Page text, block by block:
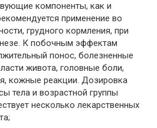
компоненты, как и
применение во
грудного кормления, при
К побочным эффектам
понос, болезненные
живота, головные боли,
кожные реакции. Дозировка
тела и возрастной группы
несколько лекарственных